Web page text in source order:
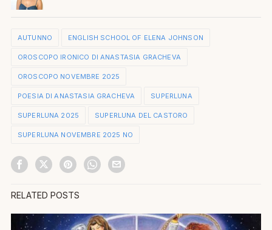
AUTUNNO ENGLISH SCHOOL OF ELENA JOHNSON
OROSCOPO IRONICO DI ANASTASIA GRACHEVA
OROSCOPO NOVEMBRE 2025
POESIA DI ANASTASIA GRACHEVA SUPERLUNA
SUPERLUNA 2025 SUPERLUNA DEL CASTORO
SUPERLUNA NOVEMBRE 2025 NO
RELATED POSTS